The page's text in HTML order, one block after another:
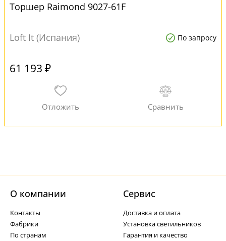
Торшер Raimond 9027-61F
Loft It (Испания) По запросу
61 193 ₽
О компании
Контакты
Фабрики
По странам
Cервис
Доставка и оплата
Установка светильников
Гарантия и качество